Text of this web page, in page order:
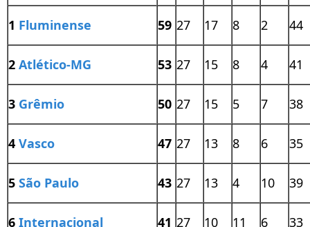
1 Fluminense 59 27 17 8 2 44
2 Atlético-MG 53 27 15 8 4 41
3 Grêmio 50 27 15 5 7 38
4 Vasco 47 27 13 8 6 35
5 São Paulo 43 27 13 4 10 39
6 Internacional 41 27 10 11 6 33